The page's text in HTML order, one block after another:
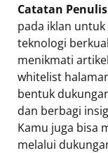
Catatan
pada iklan
teknologi
menikmati
whitelist
bentuk
dan berbagi
Kamu juga bisa
melalui